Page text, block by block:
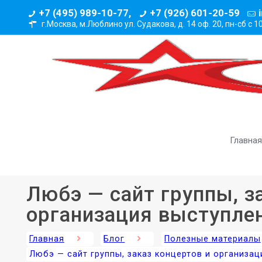
+7 (495) 989-10-77, +7 (926) 601-20-59
г.Москва, м.Люблино ул. Судакова, д. 14 оф. 20, пн-сб с
Главная
Любэ — сайт группы,
организация
Главная Блог
Полезные материалы
Любэ — сайт группы, заказ концертов и